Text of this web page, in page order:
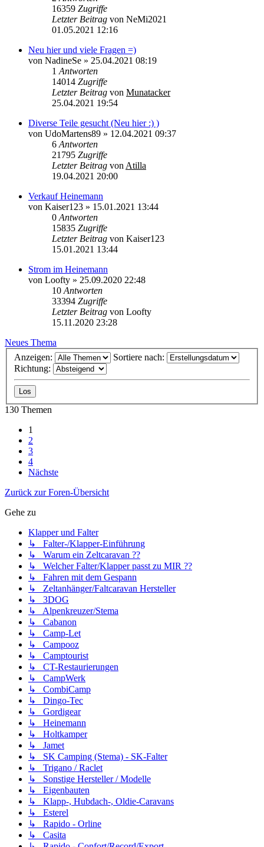
16359 Zugriffe
Letzter Beitrag von NeMi2021
01.05.2021 12:16
Neu hier und viele Fragen =)
von NadineSe » 25.04.2021 08:19
1 Antworten
14014 Zugriffe
Letzter Beitrag von Munatacker
25.04.2021 19:54
Diverse Teile gesucht (Neu hier :) )
von UdoMartens89 » 12.04.2021 09:37
6 Antworten
21795 Zugriffe
Letzter Beitrag von Atilla
19.04.2021 20:00
Verkauf Heinemann
von Kaiser123 » 15.01.2021 13:44
0 Antworten
15835 Zugriffe
Letzter Beitrag von Kaiser123
15.01.2021 13:44
Strom im Heinemann
von Loofty » 25.09.2020 22:48
10 Antworten
33394 Zugriffe
Letzter Beitrag von Loofty
15.11.2020 23:28
Neues Thema
Anzeigen:
Sortiere nach:
Richtung:
130 Themen
1
2
3
4
Nächste
Zurück zur Foren-Übersicht
Gehe zu
Klapper und Falter
↳ Falter-/Klapper-Einführung
↳ Warum ein Zeltcaravan ??
↳ Welcher Falter/Klapper passt zu MIR ??
↳ Fahren mit dem Gespann
↳ Zeltanhänger/Faltcaravan Hersteller
↳ 3DOG
↳ Alpenkreuzer/Stema
↳ Cabanon
↳ Camp-Let
↳ Campooz
↳ Camptourist
↳ CT-Restaurierungen
↳ CampWerk
↳ CombiCamp
↳ Dingo-Tec
↳ Gordigear
↳ Heinemann
↳ Holtkamper
↳ Jamet
↳ SK Camping (Stema) - SK-Falter
↳ Trigano / Raclet
↳ Sonstige Hersteller / Modelle
↳ Eigenbauten
↳ Klapp-, Hubdach-, Oldie-Caravans
↳ Esterel
↳ Rapido - Orline
↳ Casita